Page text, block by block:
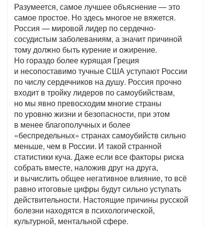
Разумеется, самое лучшее объяснение — это
самое простое. Но здесь многое не вяжется.
Россия — мировой лидер по сердечно-
сосудистым заболеваниям, а значит причиной
тому должно быть курение и ожирение.
Но гораздо более курящая Греция
и несопоставимо тучные США уступают России
по числу сердечников на душу. Россия прочно
входит в тройку лидеров по самоубийствам,
но мы явно превосходим многие страны
по уровню жизни и безопасности, при этом
в менее благополучных и более
«беспредельных» странах самоубийств сильно
меньше, чем в России. И такой странной
статистики куча. Даже если все факторы риска
собрать вместе, наложив друг на друга,
и вычислить общее негативное влияние, то всё
равно итоговые цифры будут сильно уступать
действительности. Настоящие причины русской
болезни находятся в психологической,
культурной, ментальной сфере.